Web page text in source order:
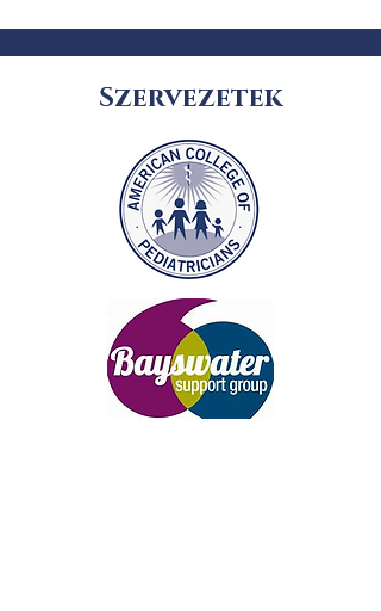
Szervezetek